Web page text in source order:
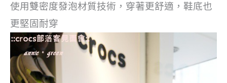
使用雙密度發泡材質技術，穿著更舒適，鞋底也
更堅固耐穿